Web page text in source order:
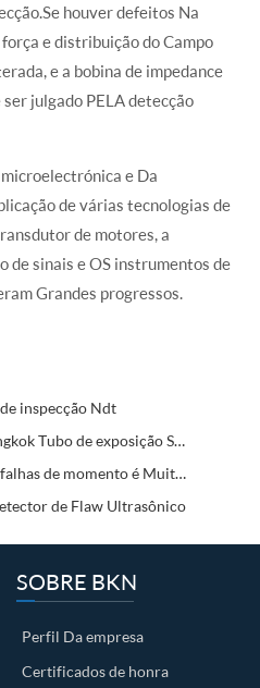
houver defeitos Na
e distribuição do Campo
e a bobina de impedance
julgado PELA detecção
e Da
de várias tecnologias de
de motores, a
de sinais e OS instrumentos de
Grandes progressos.
inspecção Ndt
2019 Tailândia Tubo de Bangkok Tubo de exposição Sudeste Asiático
A tecnologia de deteção de falhas de momento é Muito importante para a superfície de peças mecânicas com Ou SEM fissuras e outros defeitos.
de Flaw Ultrasônico
SOBRE BKN
Perfil Da empresa
Certificados de honra